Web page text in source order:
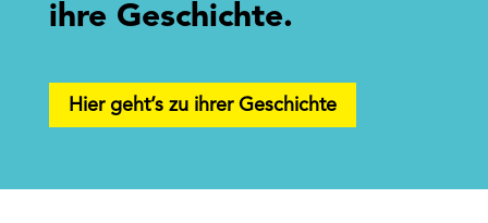
ihre Geschichte.
Hier geht’s zu ihrer Geschichte